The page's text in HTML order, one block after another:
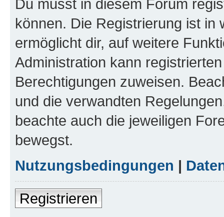
Du musst in diesem Forum
können. Die Registrierung ist in
ermöglicht dir, auf weitere
Administration kann
Berechtigungen zuweisen.
und die verwandten
beachte auch die jeweiligen
bewegst.
Nutzungsbedingungen |
Registrieren